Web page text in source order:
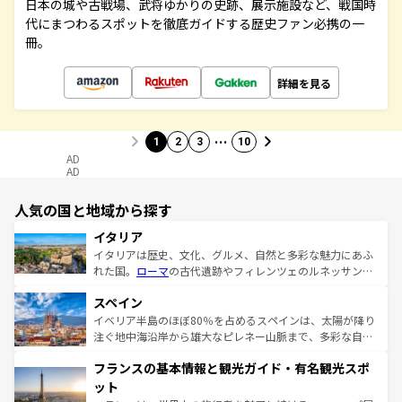
日本の城や古戦場、武将ゆかりの史跡、展示施設など、戦国時
代にまつわるスポットを徹底ガイドする歴史ファン必携の一
冊。
詳細を見る
1 2 3 … 10
AD
AD
人気の国と地域から探す
イタリア
イタリアは歴史、文化、グルメ、自然と多彩な魅力にあふ
れた国。 ローマの古代遺跡やフィレンツェのルネッサンス
ろん、トスカーナの美しい田園風景やアマルフィ海岸の絶
景など、自然景観も見逃せない。観光の合間には、本場の
ピザやパスタなど、絶品のイタリア料理を堪能することも
ませてくれるイタリアで、忘れられない旅をしてみよう！
なお、新着のイタリア情報は
スペイン
イベリア半島のほぼ80％を占めるスペインは、太陽が降り
注ぐ地中海沿岸から雄大なピレネー山脈まで、多彩な自然
文化が根付くこの国では、情熱的なフラメンコ、熱気あふ
れる闘牛、そして美味しいタパスが生活の一部となってい
フランスの基本情報と観光ガイド・有名観光スポ
ット